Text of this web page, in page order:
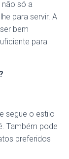
não só a
para servir. A
bem
para
segue o estilo
Também pode
preferidos